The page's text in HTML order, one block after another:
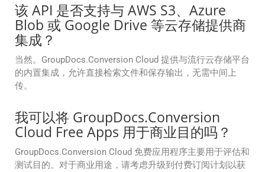
该 API 是否支持与 AWS S3、Azure
Blob 或 Google Drive 等云存储提供商
集成？
当然。GroupDocs.Conversion Cloud 提供与流行云存储平台
的内置集成，允许直接检索文件和保存输出，无需中间上
传。
我可以将 GroupDocs.Conversion
Cloud Free Apps 用于商业目的吗？
GroupDocs.Conversion Cloud 免费应用程序主要用于评估和
测试目的。对于商业用途，请考虑升级到付费订阅计划以获